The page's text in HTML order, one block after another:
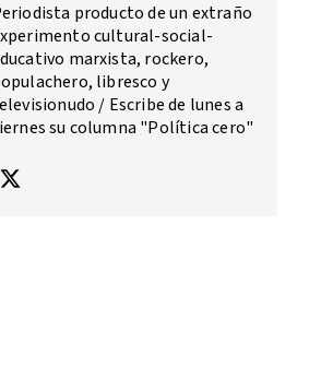
producto de un extraño
cultural-social-
marxista, rockero,
libresco y
/ Escribe de lunes a
su columna "Política cero"